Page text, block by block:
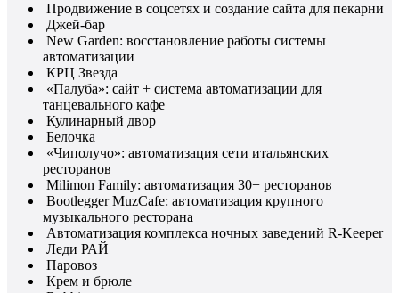
Продвижение в соцсетях и создание сайта для пекарни
Джей-бар
New Garden: восстановление работы системы
автоматизации
КРЦ Звезда
«Палуба»: сайт + система автоматизации для
танцевального кафе
Кулинарный двор
Белочка
«Чиполучо»: автоматизация сети итальянских
ресторанов
Milimon Family: автоматизация 30+ ресторанов
Bootlegger MuzCafe: автоматизация крупного
музыкального ресторана
Автоматизация комплекса ночных заведений R-Keeper
Леди РАЙ
Паровоз
Крем и брюле